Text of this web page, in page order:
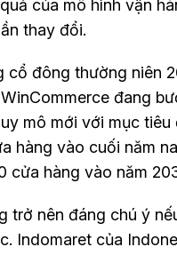
của mô hình vận
thay đổi.
cổ đông thường niên
đang
mô mới với mục tiêu
hàng vào cuối năm
cửa hàng vào năm
trở nên đáng chú ý
Indomaret của